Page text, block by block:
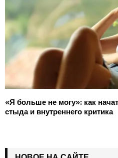
«Я больше не могу»: как
стыда и внутреннего критика